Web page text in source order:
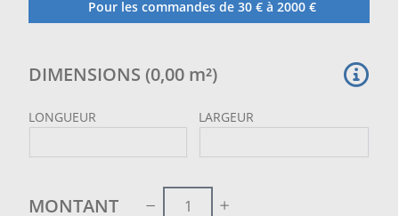
Pour les commandes de 30 € à 2000 €
DIMENSIONS (0,00 m²)
LONGUEUR LARGEUR
MONTANT